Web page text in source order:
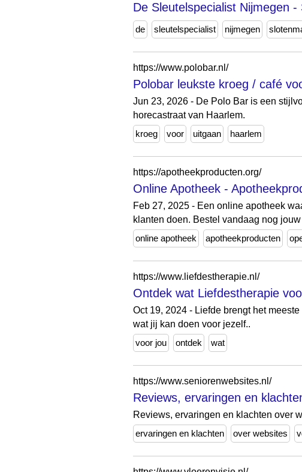
De Sleutelspecialist Nijmegen
de sleutelspecialist nijmegen
https://www.polobar.nl/
Polobar leukste kroeg / café
Jun 23, 2026 - De Polo Bar is een
horecastraat van Haarlem.
kroeg
voor uitgaan haarlem
https://apotheekproducten.org/
Online Apotheek -
Feb 27, 2025 - Een online apotheek
klanten doen. Bestel vandaag nog jouw
online apotheek
apotheekproducten
https://www.liefdestherapie.nl/
Ontdek wat Liefdestherapie
Oct 19, 2024 - Liefde brengt het
wat jij kan doen voor jezelf..
voor jou
ontdek wat
https://www.seniorenwebsites.nl/
Reviews, ervaringen en
Reviews, ervaringen en klachten over
ervaringen en klachten
over websites